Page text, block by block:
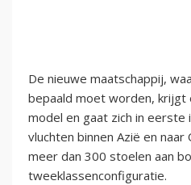
De nieuwe maatschappij,
bepaald moet worden, krijgt
model en gaat zich in eerste
vluchten binnen Azië en naar
meer dan 300 stoelen aan
tweeklassenconfiguratie.